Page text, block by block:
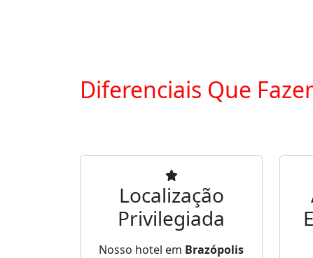
Diferenciais Que
Localização
Privilegiada
Nosso hotel em Brazópolis